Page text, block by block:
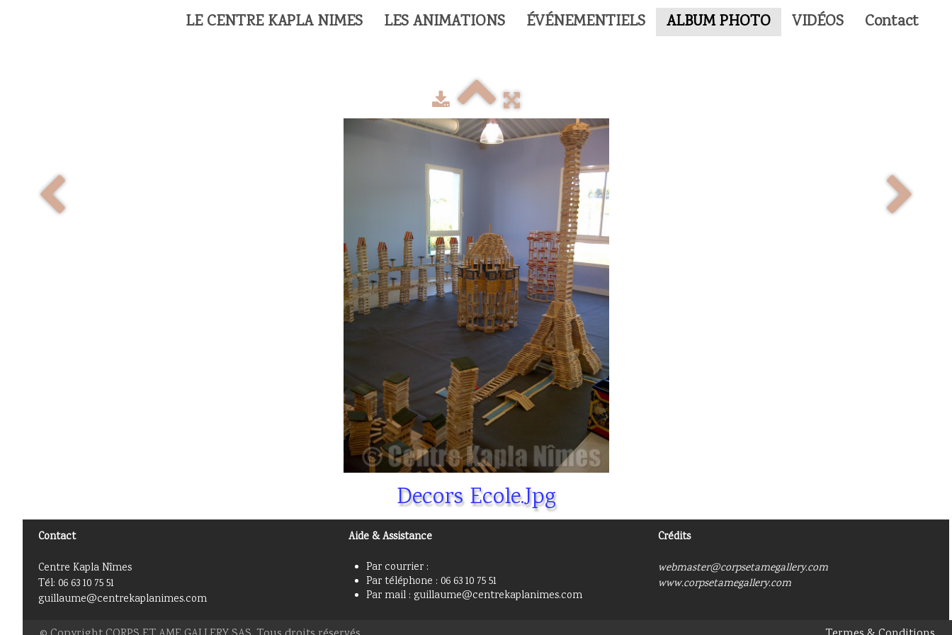
LE CENTRE KAPLA NIMES LES ANIMATIONS ÉVÉNEMENTIELS ALBUM PHOTO VIDÉOS Contact
Decors Ecole.jpg
Contact
Centre Kapla Nîmes
Tél: 06 63 10 75 51
guillaume@centrekaplanimes.com
Aide & Assistance
Par courrier :
Par téléphone : 06 63 10 75 51
Par mail : guillaume@centrekaplanimes.com
Crédits
webmaster@corpsetamegallery.com
www.corpsetamegallery.com